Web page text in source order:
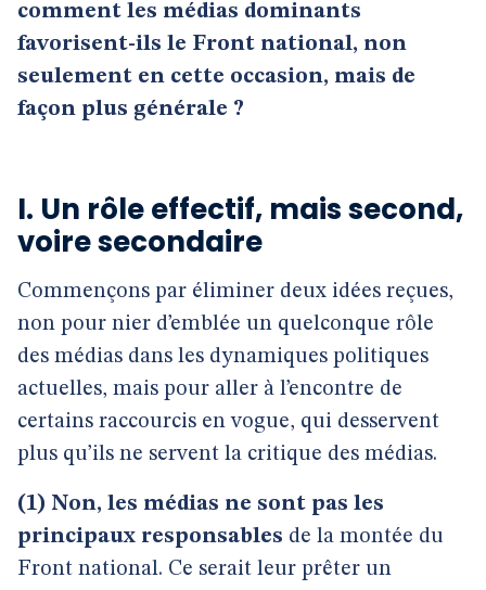
comment les médias dominants
favorisent-ils le Front national, non
seulement en cette occasion, mais de
façon plus générale ?
I. Un rôle effectif, mais second,
voire secondaire
Commençons par éliminer deux idées reçues,
non pour nier d’emblée un quelconque rôle
des médias dans les dynamiques politiques
actuelles, mais pour aller à l’encontre de
certains raccourcis en vogue, qui desservent
plus qu’ils ne servent la critique des médias.
(1) Non, les médias ne sont pas les
principaux responsables de la montée du
Front national. Ce serait leur prêter un